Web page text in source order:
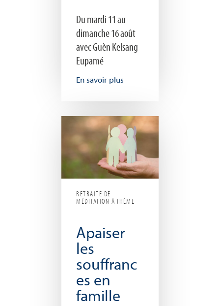
Du mardi 11 au
dimanche 16 août
avec Guèn Kelsang
Eupamé
En savoir plus
RETRAITE DE
MÉDITATION À THÈME
Apaiser
les
souffranc
es en
famille